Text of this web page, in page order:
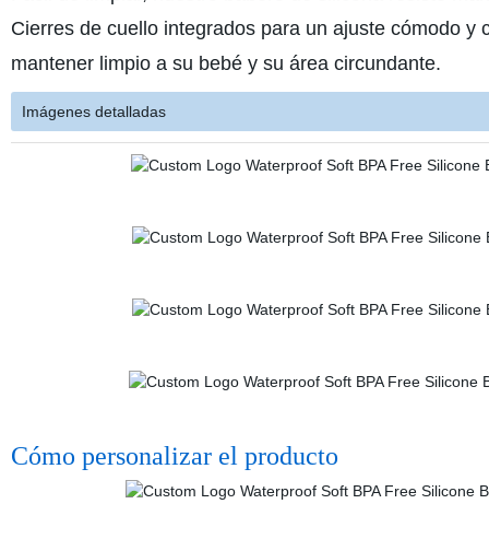
Cierres de cuello integrados para un ajuste cómodo
mantener limpio a su bebé y su área circundante.
Imágenes detalladas
Cómo personalizar el producto